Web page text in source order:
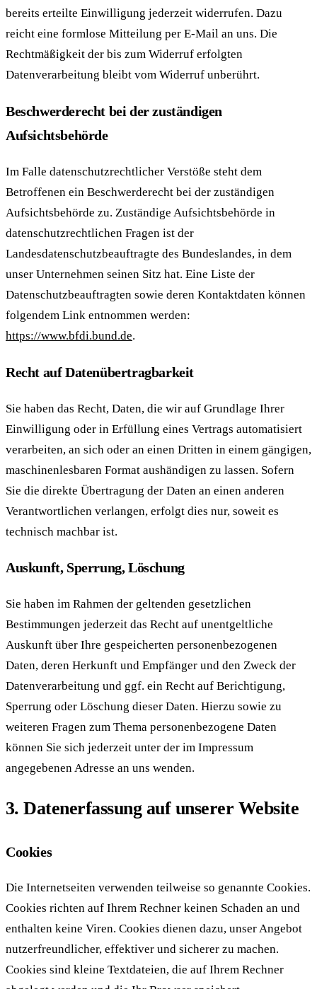
bereits erteilte Einwilligung jederzeit widerrufen. Dazu
reicht eine formlose Mitteilung per E-Mail an uns. Die
Rechtmäßigkeit der bis zum Widerruf erfolgten
Datenverarbeitung bleibt vom Widerruf unberührt.
Beschwerderecht bei der zuständigen
Aufsichtsbehörde
Im Falle datenschutzrechtlicher Verstöße steht dem
Betroffenen ein Beschwerderecht bei der zuständigen
Aufsichtsbehörde zu. Zuständige Aufsichtsbehörde in
datenschutzrechtlichen Fragen ist der
Landesdatenschutzbeauftragte des Bundeslandes, in dem
unser Unternehmen seinen Sitz hat. Eine Liste der
Datenschutzbeauftragten sowie deren Kontaktdaten können
folgendem Link entnommen werden:
https://www.bfdi.bund.de.
Recht auf Datenübertragbarkeit
Sie haben das Recht, Daten, die wir auf Grundlage Ihrer
Einwilligung oder in Erfüllung eines Vertrags automatisiert
verarbeiten, an sich oder an einen Dritten in einem gängigen,
maschinenlesbaren Format aushändigen zu lassen. Sofern
Sie die direkte Übertragung der Daten an einen anderen
Verantwortlichen verlangen, erfolgt dies nur, soweit es
technisch machbar ist.
Auskunft, Sperrung, Löschung
Sie haben im Rahmen der geltenden gesetzlichen
Bestimmungen jederzeit das Recht auf unentgeltliche
Auskunft über Ihre gespeicherten personenbezogenen
Daten, deren Herkunft und Empfänger und den Zweck der
Datenverarbeitung und ggf. ein Recht auf Berichtigung,
Sperrung oder Löschung dieser Daten. Hierzu sowie zu
weiteren Fragen zum Thema personenbezogene Daten
können Sie sich jederzeit unter der im Impressum
angegebenen Adresse an uns wenden.
3. Datenerfassung auf unserer Website
Cookies
Die Internetseiten verwenden teilweise so genannte Cookies.
Cookies richten auf Ihrem Rechner keinen Schaden an und
enthalten keine Viren. Cookies dienen dazu, unser Angebot
nutzerfreundlicher, effektiver und sicherer zu machen.
Cookies sind kleine Textdateien, die auf Ihrem Rechner